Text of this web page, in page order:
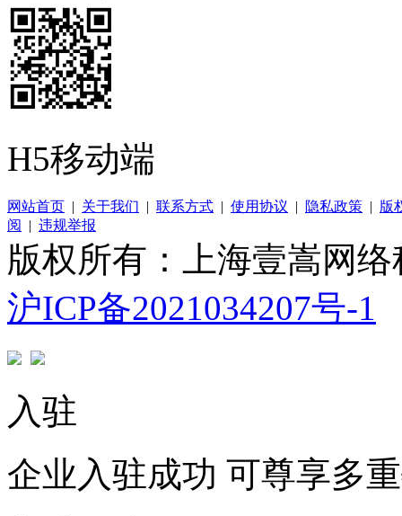
H5移动端
网站首页 | 关于我们 | 联系方式 | 使用协议 | 隐私政策 | 版
阅
| 违规举报
版权所有：上海壹嵩网
沪ICP备2021034207号-1
入驻
企业入驻成功 可尊享多